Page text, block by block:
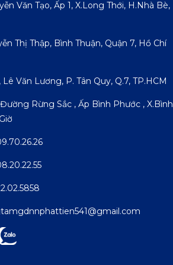
Văn Tạo, Ấp 1, X.Long Thới, H.Nhà Bè,
Thị Thập, Bình Thuận, Quận 7, Hồ Chí
Văn Lương, P. Tân Quy, Q.7, TP.HCM
Rừng Sắc , Ấp Bình Phước , X.Bình